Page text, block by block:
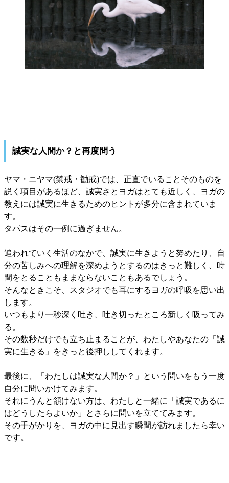
誠実な人間か？と再度問う
ヤマ・ニヤマ(禁戒・勧戒)では、正直でいることそのものを
説く項目があるほど、誠実さとヨガはとても近しく、ヨガの
教えには誠実に生きるためのヒントが多分に含まれていま
す。
タパスはその一例に過ぎません。
追われていく生活のなかで、誠実に生きようと努めたり、自
分の苦しみへの理解を深めようとするのはきっと難しく、時
間をとることもままならないこともあるでしょう。
そんなときこそ、スタジオでも耳にするヨガの呼吸を思い出
します。
いつもより一秒深く吐き、吐き切ったところ新しく吸ってみ
る。
その数秒だけでも立ち止まることが、わたしやあなたの「誠
実に生きる」をきっと後押ししてくれます。
最後に、「わたしは誠実な人間か？」という問いをもう一度
自分に問いかけてみます。
それにうんと頷けない方は、わたしと一緒に「誠実であるに
はどうしたらよいか」とさらに問いを立ててみます。
その手がかりを、ヨガの中に見出す瞬間が訪れましたら幸い
です。